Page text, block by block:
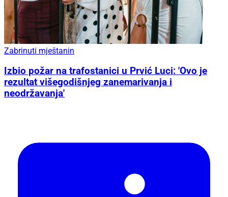
Zabrinuti mještanin
Izbio požar na trafostanici u Prvić Luci: 'Ovo je
rezultat višegodišnjeg zanemarivanja i
neodržavanja'